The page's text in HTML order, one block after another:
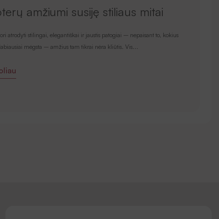
amžiumi susiję stiliaus mitai
atrodyti stilingai, elegantiškai ir jaustis patogiai – nepaisant to, kokius
mėgsta – amžius tam tikrai nėra kliūtis. Vis...